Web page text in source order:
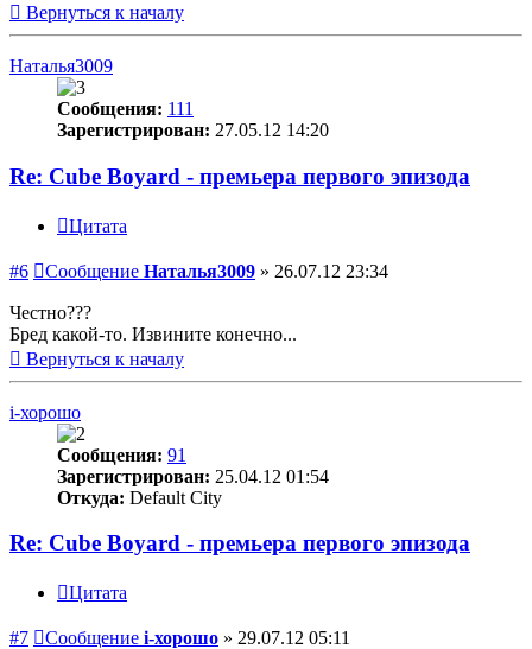
Вернуться к началу
Наталья3009
Сообщения: 111
Зарегистрирован: 27.05.12 14:20
Re: Cube Boyard - премьера первого эпизода
Цитата
#6 Сообщение Наталья3009 » 26.07.12 23:34
Честно???
Бред какой-то. Извините конечно...
Вернуться к началу
i-хорошо
Сообщения: 91
Зарегистрирован: 25.04.12 01:54
Откуда: Default City
Re: Cube Boyard - премьера первого эпизода
Цитата
#7 Сообщение i-хорошо » 29.07.12 05:11